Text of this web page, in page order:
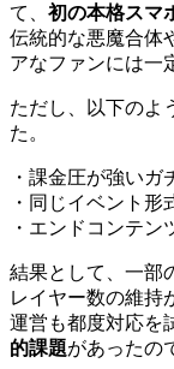
て、 初の本格スマ
伝統的な悪魔合体
アなファンには一
ただし、以下のよ
た。
・課金圧が強いガ
・同じイベント形
・エンドコンテン
結果として、一部
レイヤー数の維持
運営も都度対応を
的課題があったの